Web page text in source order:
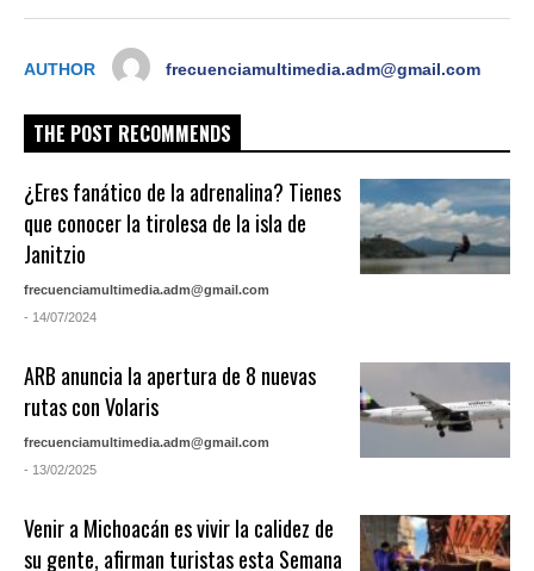
AUTHOR frecuenciamultimedia.adm@gmail.com
THE POST RECOMMENDS
¿Eres fanático de la adrenalina? Tienes
que conocer la tirolesa de la isla de
Janitzio
frecuenciamultimedia.adm@gmail.com
- 14/07/2024
ARB anuncia la apertura de 8 nuevas
rutas con Volaris
frecuenciamultimedia.adm@gmail.com
- 13/02/2025
Venir a Michoacán es vivir la calidez de
su gente, afirman turistas esta Semana